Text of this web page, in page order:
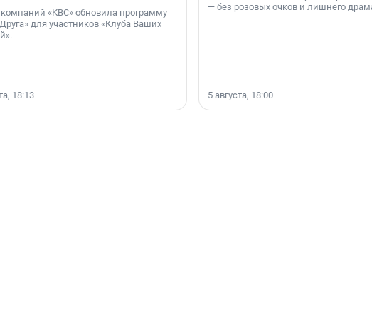
компаний «КВС» обновила программу
для участников «Клуба Ваших
18:13
— без розовых очков и лишнего
5 августа, 18:00